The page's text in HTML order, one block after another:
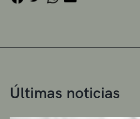
Últimas noticias